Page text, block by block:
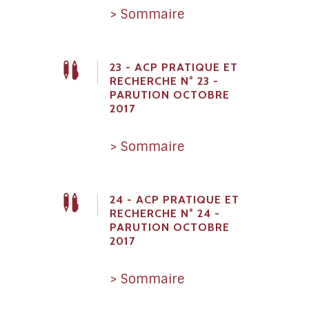
> Sommaire
23 - ACP PRATIQUE ET
RECHERCHE N° 23 -
PARUTION OCTOBRE
2017
> Sommaire
24 - ACP PRATIQUE ET
RECHERCHE N° 24 -
PARUTION OCTOBRE
2017
> Sommaire